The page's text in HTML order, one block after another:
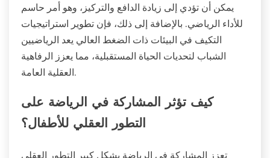
يمكن أن تؤدي إلى زيادة الدافع والتركيز، وهو أمر حاسم
للأداء الرياضي. بالإضافة إلى ذلك، فإن تطوير استراتيجيات
التكيف في البيئات ذات الضغط العالي يعد الرياضيين
الشباب لتحديات الحياة المستقبلية، مما يعزز الرفاهية
العقلية العامة.
كيف تؤثر المشاركة في الرياضة على
التطور العقلي للأطفال؟
تعزز المشاركة في الرياضة بشكل كبير التطور العقلي